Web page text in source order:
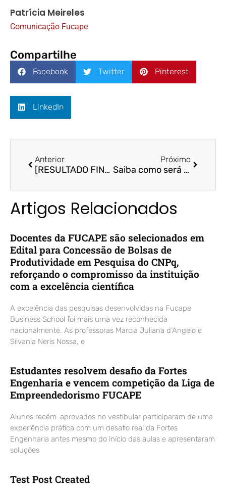
Patrícia Meireles
Comunicação Fucape
Compartilhe
Facebook Twitter Pinterest
LinkedIn
Anterior
[RESULTADO FINAL] EDITAL FUCAPE Nº 02/2023 – 5ª CHAMADA – BOLSAS DE ESTUDO DE ESTUDO DA GRADUAÇÃO
Próximo
Saiba como será o funcionamento da Fucape no feriado estadual de Nossa Senhora da Penha
Artigos Relacionados
Docentes da FUCAPE são selecionados em
Edital para Concessão de Bolsas de
Produtividade em Pesquisa do CNPq,
reforçando o compromisso da instituição
com a excelência científica
A excelência das pesquisas desenvolvidas na Fucape
Business School foi mais uma vez reconhecida
nacionalmente. As professoras Marcia Juliana d’Angelo e
Silvania Neris Nossa, e
Estudantes resolvem desafio da Fortes
Engenharia e vencem competição da Liga de
Empreendedorismo FUCAPE
Alunos recém-aprovados no vestibular participaram de uma
experiência prática com um desafio real da Fortes
Engenharia antes mesmo do início das aulas e apresentaram
soluções
Test Post Created